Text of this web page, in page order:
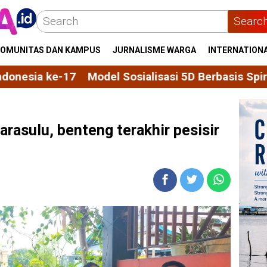
DAN KAMPUS JURNALISME WARGA
Sosialisasi 5D Berbasis Spiritial, dari Regulasi
benteng terakhir pesisir